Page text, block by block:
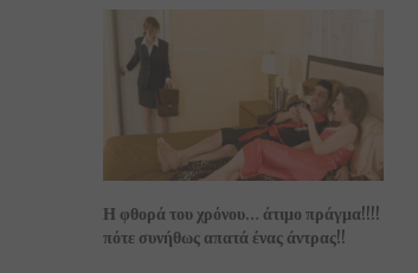
Η φθορά του χρόνου… άτιμο πράγμα!!!!
πότε συνήθως απατά ένας άντρας!!